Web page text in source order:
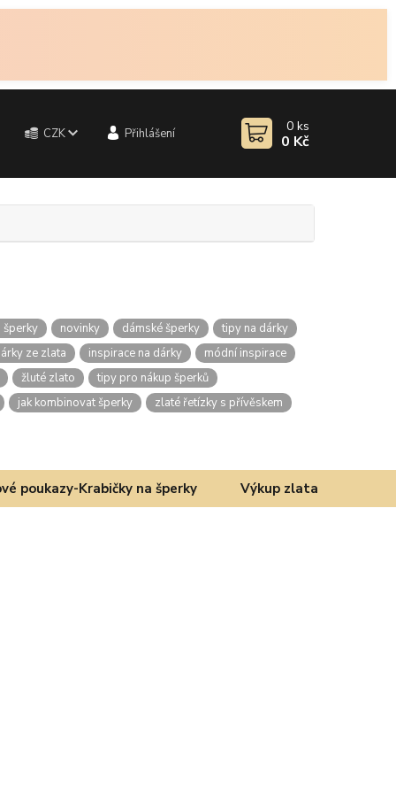
CZK Přihlášení 0 ks
0 Kč
šperky novinky dámské šperky
tipy na dárky
ze zlata inspirace na dárky
módní inspirace
žluté zlato
tipy pro nákup šperků
jak kombinovat šperky
zlaté řetízky s přívěskem
poukazy-Krabičky na šperky Výkup zlata